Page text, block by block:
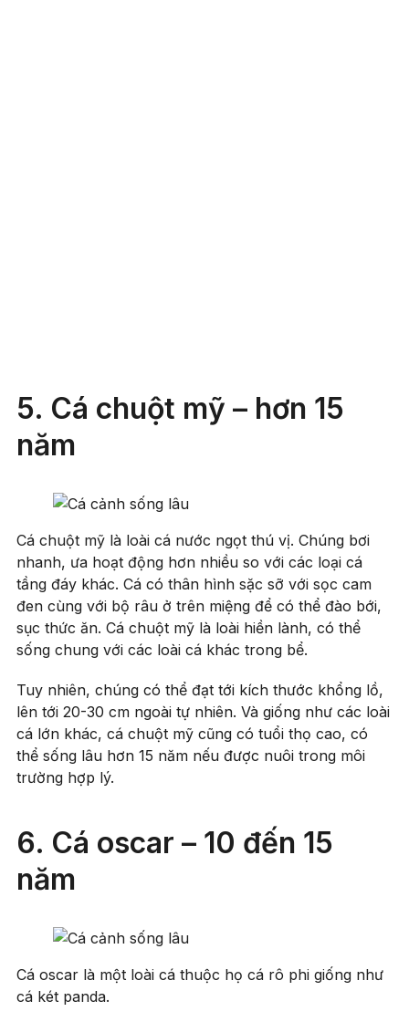
5. Cá chuột mỹ – hơn 15
năm
Cá chuột mỹ là loài cá nước ngọt thú vị. Chúng bơi
nhanh, ưa hoạt động hơn nhiều so với các loại cá
tầng đáy khác. Cá có thân hình sặc sỡ với sọc cam
đen cùng với bộ râu ở trên miệng để có thể đào bới,
sục thức ăn. Cá chuột mỹ là loài hiền lành, có thể
sống chung với các loài cá khác trong bể.
Tuy nhiên, chúng có thể đạt tới kích thước khổng lồ,
lên tới 20-30 cm ngoài tự nhiên. Và giống như các loài
cá lớn khác, cá chuột mỹ cũng có tuổi thọ cao, có
thể sống lâu hơn 15 năm nếu được nuôi trong môi
trường hợp lý.
6. Cá oscar – 10 đến 15
năm
Cá oscar là một loài cá thuộc họ cá rô phi giống như
cá két panda.